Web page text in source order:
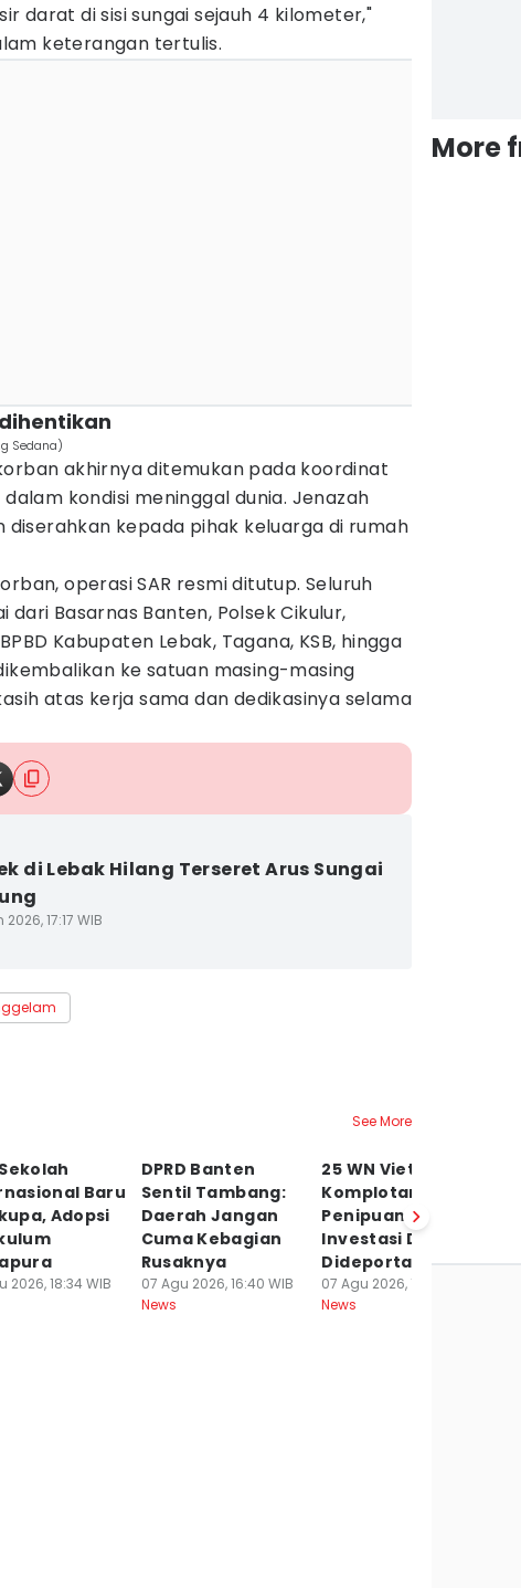
darat di sisi sungai sejauh 4 kilometer,"
keterangan tertulis.
Sedana)
akhirnya ditemukan pada koordinat
dalam kondisi meninggal dunia. Jenazah
diserahkan kepada pihak keluarga di rumah
operasi SAR resmi ditutup. Seluruh
Basarnas Banten, Polsek Cikulur,
Kabupaten Lebak, Tagana, KSB, hingga
ke satuan masing-masing
atas kerja sama dan dedikasinya selama
di Lebak Hilang Terseret Arus Sungai
17:17 WIB
See More
Baru
Adopsi
2026, 18:34 WIB
DPRD Banten
Sentil Tambang:
Daerah Jangan
Cuma Kebagian
Rusaknya
07 Agu 2026, 16:40 WIB
News
25 WN Vietnam
Komplotan
Penipuan
Investasi Daring
Dideportasi
07 Agu 2026, 13:28 WIB
News
More